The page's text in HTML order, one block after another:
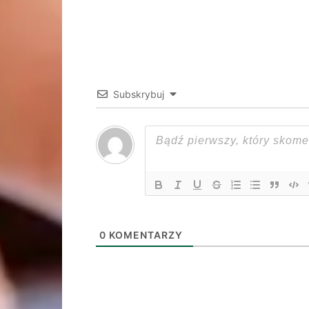
Subskrybuj
0 KOMENTARZY